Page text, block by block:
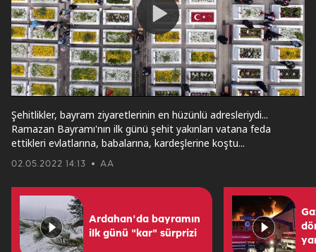
Play
Video
02.05.2022 14:13 AA
Şehitlikler, bayram ziyaretlerinin en hüzünlü adresleriydi...
Ramazan Bayramı'nın ilk günü şehit yakınları vatana feda
ettikleri evlatlarına, babalarına, kardeşlerine koştu...
Ardahan'da bayramın
ilk günü "kar" sürprizi